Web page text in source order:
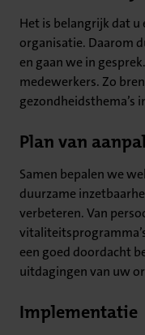
Het is belangrijk dat
organisatie. Daarom
en gaan we in
medewerkers. Zo
gezondheidsthema’s
Plan van
Samen bepalen we
duurzame
verbeteren. Van
een goed doordacht
uitdagingen van uw
Implementatie